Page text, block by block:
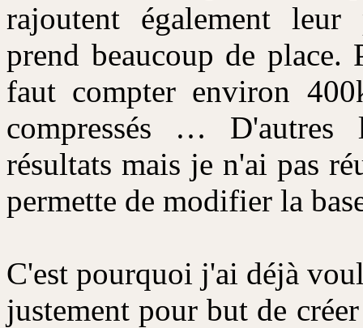
rajoutent également
prend beaucoup de
faut compter environ
compressés … D'autres
résultats mais je n'ai pas
permette de modifier la
C'est pourquoi j'ai déjà
justement pour but de